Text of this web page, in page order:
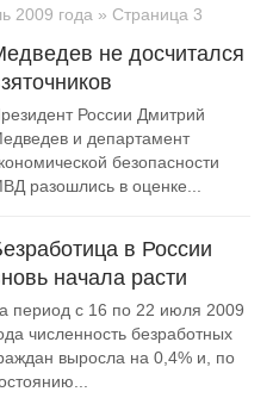
2009 года » Страница 3
не досчитался
России Дмитрий
и департамент
безопасности
разошлись в оценке...
в России
начала расти
период с 16 по 22 июля 2009
численность безработных
выросла на 0,4% и, по